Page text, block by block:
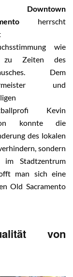
Downtown
herrscht
wie
zu Zeiten des
Dem
und
Kevin
konnte die
des lokalen
sondern
Stadtzentrum
man sich eine
Old Sacramento
von